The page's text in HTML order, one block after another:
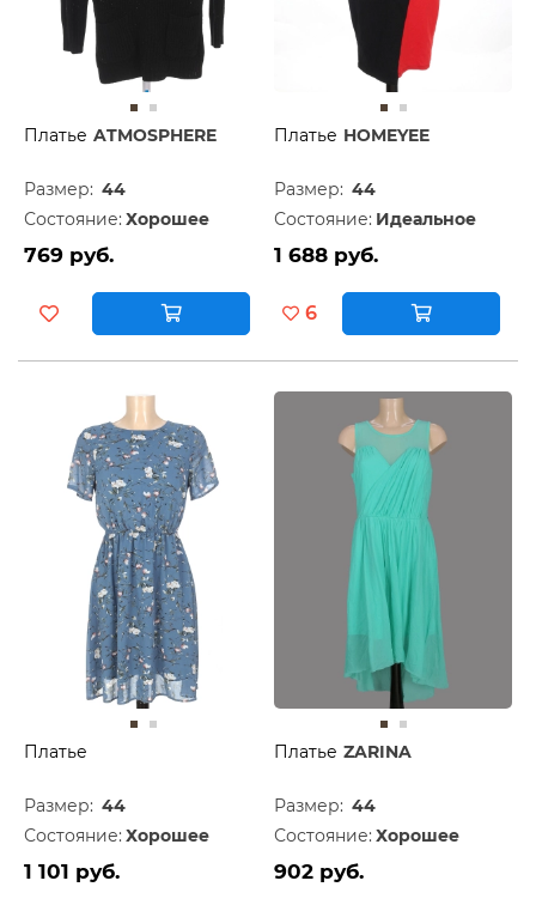
Платье ATMOSPHERE
Размер: 44
Состояние: Хорошее
769 руб.
Платье HOMEYEE
Размер: 44
Состояние: Идеальное
1 688 руб.
6
Платье
Размер: 44
Состояние: Хорошее
1 101 руб.
Платье ZARINA
Размер: 44
Состояние: Хорошее
902 руб.